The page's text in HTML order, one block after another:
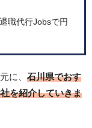
職代行Jobsで円
に、 石川県でおす
社を紹介していきま